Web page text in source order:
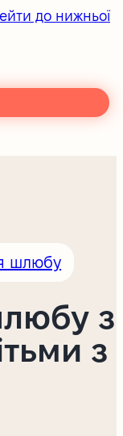
до нижньої
шлюбу
з
з